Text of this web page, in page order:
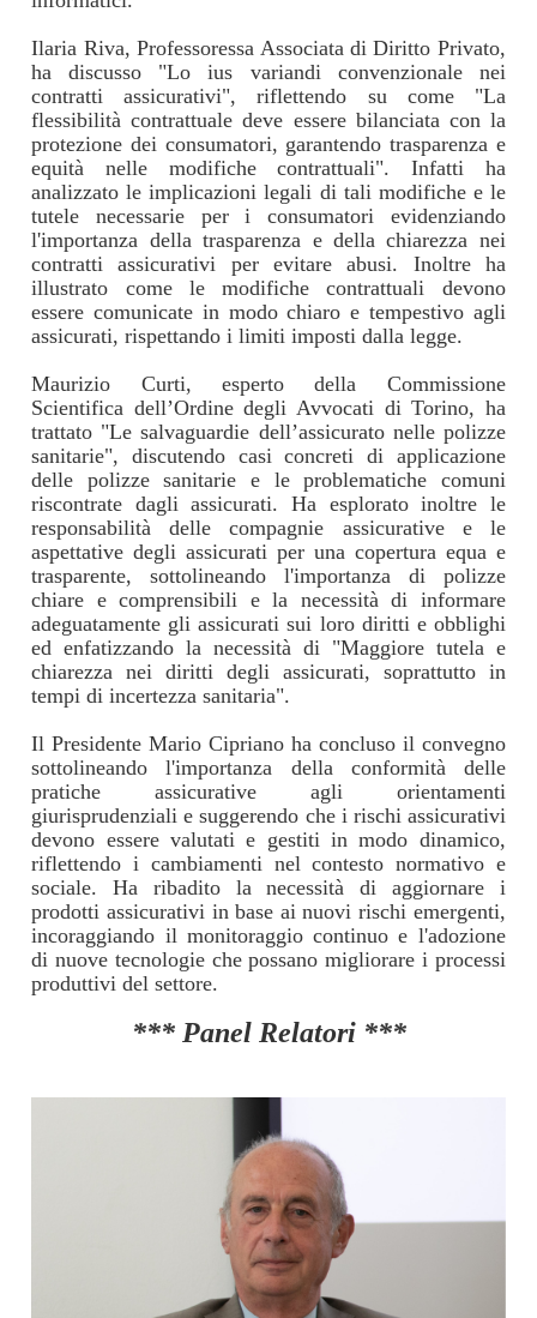
Ilaria Riva, Professoressa Associata di Diritto Privato,
ha discusso "Lo ius variandi convenzionale nei
contratti assicurativi", riflettendo su come "La
flessibilità contrattuale deve essere bilanciata con la
protezione dei consumatori, garantendo trasparenza e
equità nelle modifiche contrattuali". Infatti ha
analizzato le implicazioni legali di tali modifiche e le
tutele necessarie per i consumatori evidenziando
l'importanza della trasparenza e della chiarezza nei
contratti assicurativi per evitare abusi. Inoltre ha
illustrato come le modifiche contrattuali devono
essere comunicate in modo chiaro e tempestivo agli
assicurati, rispettando i limiti imposti dalla legge.
Maurizio Curti, esperto della Commissione
Scientifica dell’Ordine degli Avvocati di Torino, ha
trattato "Le salvaguardie dell’assicurato nelle polizze
sanitarie", discutendo casi concreti di applicazione
delle polizze sanitarie e le problematiche comuni
riscontrate dagli assicurati. Ha esplorato inoltre le
responsabilità delle compagnie assicurative e le
aspettative degli assicurati per una copertura equa e
trasparente, sottolineando l'importanza di polizze
chiare e comprensibili e la necessità di informare
adeguatamente gli assicurati sui loro diritti e obblighi
ed enfatizzando la necessità di "Maggiore tutela e
chiarezza nei diritti degli assicurati, soprattutto in
tempi di incertezza sanitaria".
Il Presidente Mario Cipriano ha concluso il convegno
sottolineando l'importanza della conformità delle
pratiche assicurative agli orientamenti
giurisprudenziali e suggerendo che i rischi assicurativi
devono essere valutati e gestiti in modo dinamico,
riflettendo i cambiamenti nel contesto normativo e
sociale. Ha ribadito la necessità di aggiornare i
prodotti assicurativi in base ai nuovi rischi emergenti,
incoraggiando il monitoraggio continuo e l'adozione
di nuove tecnologie che possano migliorare i processi
produttivi del settore.
*** Panel Relatori ***